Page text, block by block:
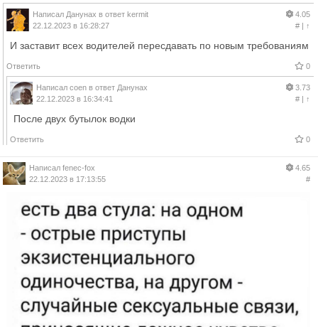
Написал Данунах в ответ kermit
22.12.2023 в 16:28:27
4.05
#| ↑
И заставит всех водителей пересдавать по новым требованиям
Ответить 0
Написал coen в ответ Данунах
22.12.2023 в 16:34:41
3.73
#| ↑
После двух бутылок водки
Ответить 0
Написал fenec-fox
22.12.2023 в 17:13:55
4.65
#